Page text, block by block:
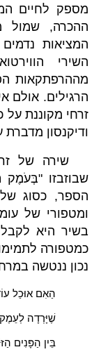
מספק לחיים
ההכרה, שמול
המציאות
השירי
מההרפתקאות
הרגילים. אולם
זרחי מקוננת על
ודיקנסון
שירה של
שבוזבזו
הספר, כסוג של
ומטפורי של
בשיר היא
כמטפורה
נכון ננטשה
הַאִם אוּכַל
שֶׁיָּרְדָה
בֵּין הַפָּנִים